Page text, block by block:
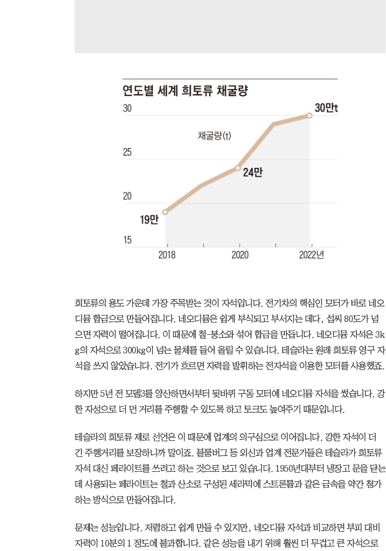
희토류의 용도 가운데 가장 주목받는 것이 자석입니다. 전기차의 핵심인 모터가 바로 네오
디뮴 합금으로 만들어집니다. 네오디뮴은 쉽게 부식되고 부서지는 데다, 섭씨 80도가 넘
으면 자력이 떨어집니다. 이 때문에 철-붕소와 섞어 합금을 만듭니다. 네오디뮴 자석은 3k
g의 자석으로 300kg이 넘는 물체를 들어 올릴 수 있습니다. 테슬라는 원래 희토류 영구 자
석을 쓰지 않았습니다. 전기가 흐르면 자력을 발휘하는 전자석을 이용한 모터를 사용했죠.
하지만 5년 전 모델3를 양산하면서부터 뒷바퀴 구동 모터에 네오디뮴 자석을 썼습니다. 강
한 자성으로 더 먼 거리를 주행할 수 있도록 하고 토크도 높여주기 때문입니다.
테슬라의 희토류 제로 선언은 이 때문에 업계의 의구심으로 이어집니다. 강한 자석이 더
긴 주행거리를 보장하니까 말이죠. 블룸버그 등 외신과 업계 전문가들은 테슬라가 희토류
자석 대신 페라이트를 쓰려고 하는 것으로 보고 있습니다. 1950년대부터 냉장고 문을 닫는
데 사용되는 페라이트는 철과 산소로 구성된 세라믹에 스트론튬과 같은 금속을 약간 첨가
하는 방식으로 만들어집니다.
문제는 성능입니다. 저렴하고 쉽게 만들 수 있지만, 네오디뮴 자석과 비교하면 부피 대비
자력이 10분의 1 정도에 불과합니다. 같은 성능을 내기 위해 훨씬 더 무겁고 큰 자석으로